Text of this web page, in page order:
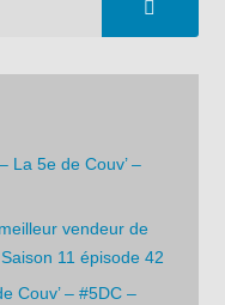
La 5e de Couv’ –
vendeur de
11 épisode 42
Couv’ – #5DC –